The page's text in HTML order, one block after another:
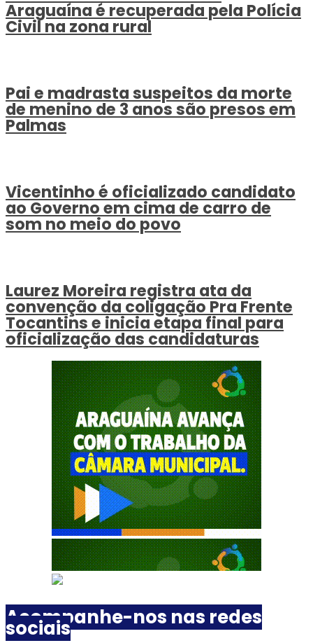
Araguaína é recuperada pela Polícia
Civil na zona rural
Pai e madrasta suspeitos da morte
de menino de 3 anos são presos em
Palmas
Vicentinho é oficializado candidato
ao Governo em cima de carro de
som no meio do povo
Laurez Moreira registra ata da
convenção da coligação Pra Frente
Tocantins e inicia etapa final para
oficialização das candidaturas
Acompanhe-nos nas redes
sociais